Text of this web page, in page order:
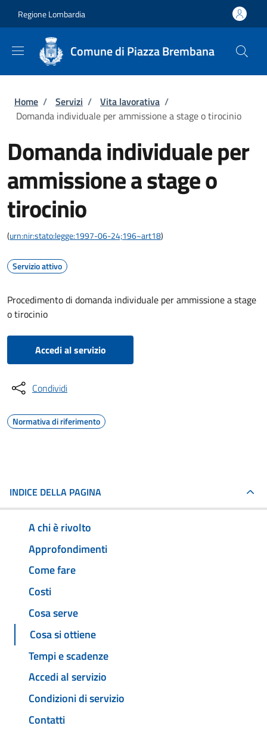
Regione Lombardia
Comune di Piazza Brembana
Briciole di pane
Home / Servizi / Vita lavorativa /
Domanda individuale per ammissione a stage o tirocinio
Domanda individuale per
ammissione a stage o
tirocinio
(urn:nir:stato:legge:1997-06-24;196~art18)
Servizio attivo
Procedimento di domanda individuale per ammissione a stage
o tirocinio
Accedi al servizio
Condividi
Normativa di riferimento
INDICE DELLA PAGINA
A chi è rivolto
Approfondimenti
Come fare
Costi
Cosa serve
Cosa si ottiene
Tempi e scadenze
Accedi al servizio
Condizioni di servizio
Contatti